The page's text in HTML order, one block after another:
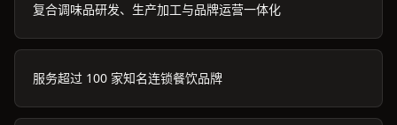
复合调味品研发、生产加工与品牌运营一体化
服务超过 100 家知名连锁餐饮品牌